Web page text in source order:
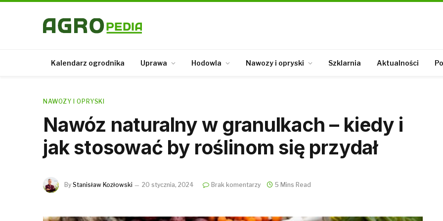
Kalendarz ogrodnika Uprawa Hodowla Nawozy i opryski Szklarnia Aktualności
NAWOZY I OPRYSKI
Nawóz naturalny w granulkach – kiedy i
jak stosować by roślinom się przydał
By Stanisław Kozłowski 20 stycznia, 2024 Brak komentarzy 5 Mins Read